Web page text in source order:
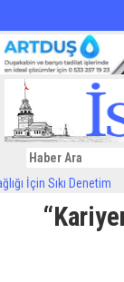
Sıkı Denetim